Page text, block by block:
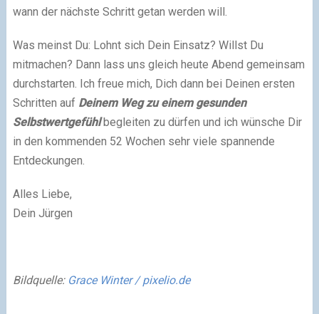
wann der nächste Schritt getan werden will.
Was meinst Du: Lohnt sich Dein Einsatz? Willst Du
mitmachen? Dann lass uns gleich heute Abend gemeinsam
durchstarten. Ich freue mich, Dich dann bei Deinen ersten
Schritten auf Deinem Weg zu einem gesunden
Selbstwertgefühlbegleiten zu dürfen und ich wünsche Dir
in den kommenden 52 Wochen sehr viele spannende
Entdeckungen.
Alles Liebe,
Dein Jürgen
Bildquelle: Grace Winter / pixelio.de